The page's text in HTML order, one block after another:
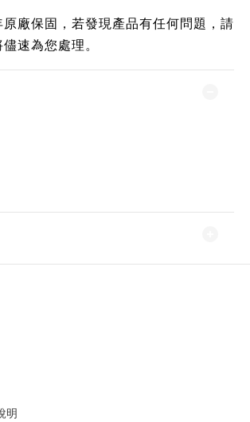
廠保固，若發現產品有任何問題，請
速為您處理。
明